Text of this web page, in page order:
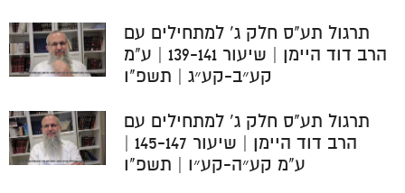
תרגול תע"ס חלק ג' למתחילים עם
הרב דוד היימן | שיעור 139-141 | ע"מ
קע״ב-קע״ג | תשפ"ו
תרגול תע"ס חלק ג' למתחילים עם
הרב דוד היימן | שיעור 145-147 |
ע"מ קע״ה-קע״ו | תשפ"ו